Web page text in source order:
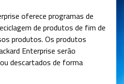
oferece programas de
de produtos de fim de
produtos. Os produtos
Enterprise serão
descartados de forma